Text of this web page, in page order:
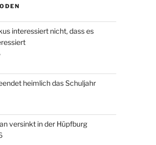
interessiert nicht, dass es
heimlich das Schuljahr
versinkt in der Hüpfburg